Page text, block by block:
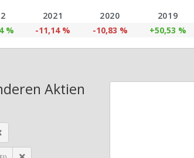
2021 2020 2019
% -11,14 % -10,83 % +50,53 %
Aktien